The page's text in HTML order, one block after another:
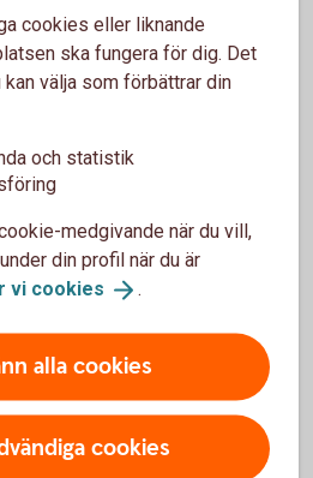
löpande omvärldsanalyser
ekonomi.
cookies eller liknande
ska fungera för dig. Det
välja som förbättrar din
och statistik
medgivande när du vill,
din profil när du är
vi cookies .
alla cookies
cookies